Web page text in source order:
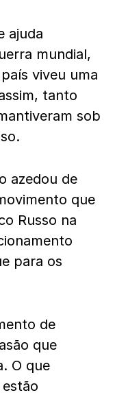
ajuda
mundial,
viveu uma
tanto
sob
azedou de
que
Russo na
para os
de
que
O que